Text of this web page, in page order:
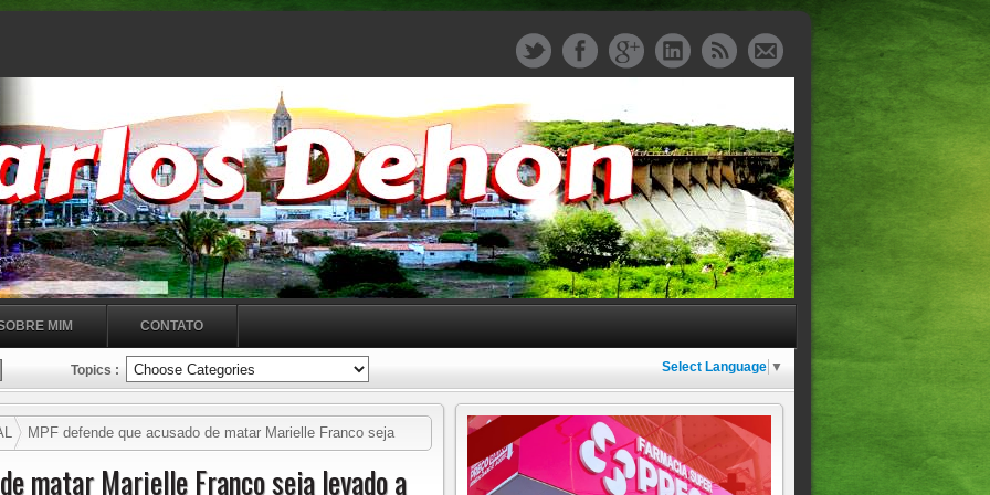
MIM CONTATO
Topics : Select Language ▼
MPF defende que acusado de matar Marielle Franco seja
matar Marielle Franco seja levado a